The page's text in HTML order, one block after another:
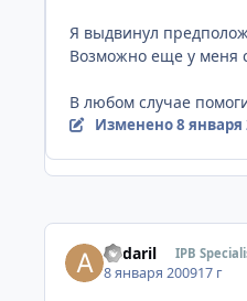
Я выдвинул
Возможно еще у меня
В любом случае
Изменено8 января
andaril IPB
8 января 200917 г